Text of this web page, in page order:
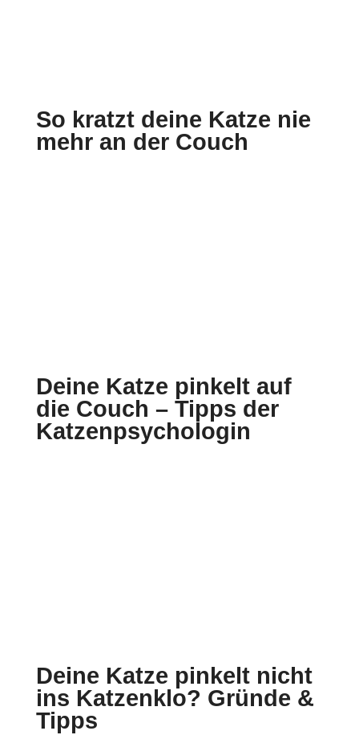
So kratzt deine Katze nie
mehr an der Couch
Deine Katze pinkelt auf
die Couch – Tipps der
Katzenpsychologin
Deine Katze pinkelt nicht
ins Katzenklo? Gründe &
Tipps